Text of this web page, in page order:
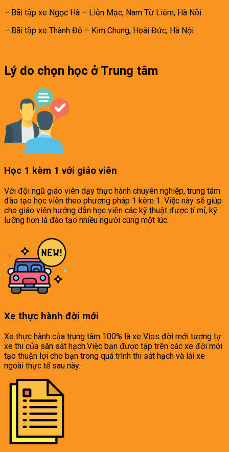
– Bãi tập xe Ngọc Hà – Liên Mạc, Nam Từ Liêm, Hà Nội
– Bãi tập xe Thành Đô – Kim Chung, Hoài Đức, Hà Nội
Lý do chọn học ở Trung tâm
Học 1 kèm 1 với giáo viên
Với đội ngũ giáo viên dạy thực hành chuyên nghiệp, trung tâm
đào tạo học viên theo phương pháp 1 kèm 1. Việc này sẽ giúp
cho giáo viên hướng dẫn học viên các kỹ thuật được tỉ mỉ, kỹ
lưỡng hơn là đào tạo nhiều người cùng một lúc.
Xe thực hành đời mới
Xe thực hành của trung tâm 100% là xe Vios đời mới tương tự
xe thi của sân sát hạch.Việc bạn được tập trên các xe đời mới
tạo thuận lợi cho bạn trong quá trình thi sát hạch và lái xe
ngoài thực tế sau này.